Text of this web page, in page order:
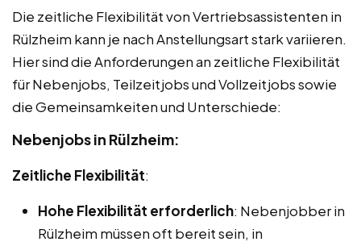
Die zeitliche Flexibilität von Vertriebsassistenten in
Rülzheim kann je nach Anstellungsart stark variieren.
Hier sind die Anforderungen an zeitliche Flexibilität
für Nebenjobs, Teilzeitjobs und Vollzeitjobs sowie
die Gemeinsamkeiten und Unterschiede:
Nebenjobs in Rülzheim:
Zeitliche Flexibilität:
Hohe Flexibilität erforderlich: Nebenjobber in
Rülzheim müssen oft bereit sein, in